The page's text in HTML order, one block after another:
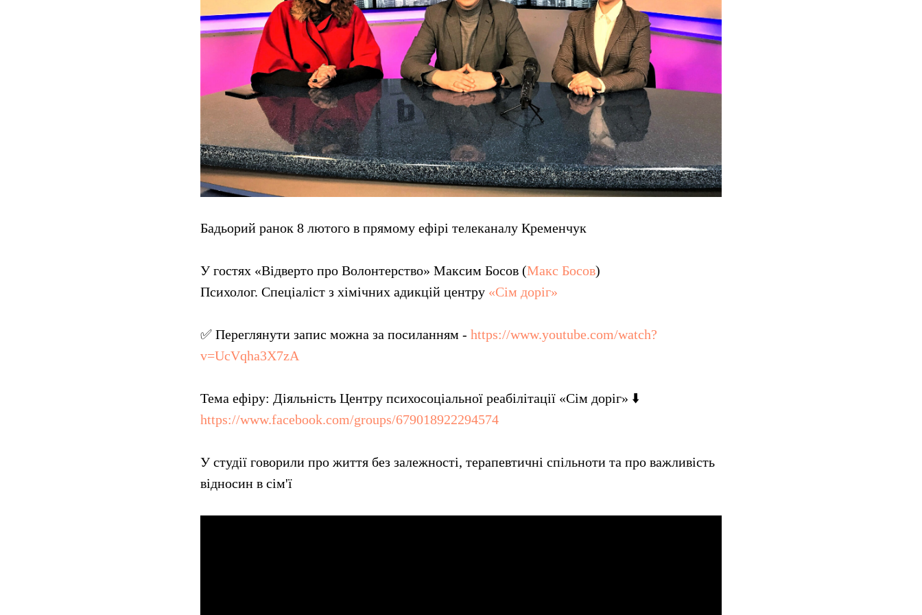
Бадьорий ранок 8 лютого в прямому ефірі телеканалу Кременчук
У гостях «Відверто про Волонтерство» Максим Босов (Макс Босов)
Психолог. Спеціаліст з хімічних адикцій центру «Сім доріг»
✅ Переглянути запис можна за посиланням - https://www.youtube.com/watch?
v=UcVqha3X7zA
Тема ефіру: Діяльність Центру психосоціальної реабілітації «Сім доріг» ⬇️
https://www.facebook.com/groups/679018922294574
У студії говорили про життя без залежності, терапевтичні спільноти та про важливість
відносин в сім'ї